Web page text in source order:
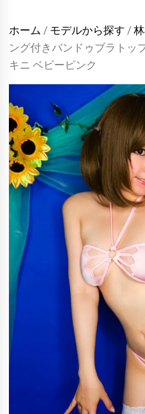
ホーム / モデルから探す /
ング付きバンドゥブラトッ
キニ ベビーピンク